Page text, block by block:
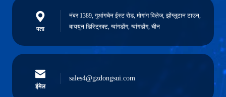
पता
नंबर 1389, गुआंगचेन ईस्ट रोड, मोगांग विलेज, झोंग्लूटान टाउन,
बाययुन डिस्ट्रिक्ट, ग्वांगडोंग, ग्वांगडोंग, चीन
ईमेल
sales4@gzdongsui.com